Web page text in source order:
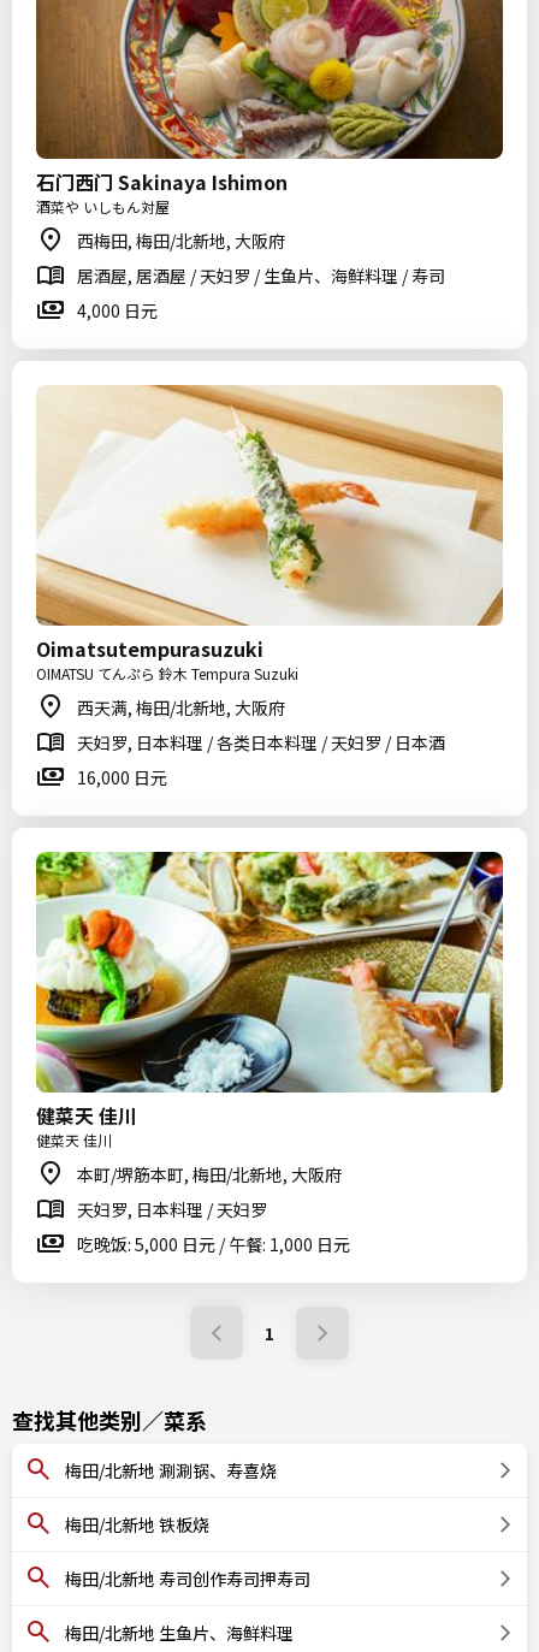
石门西门 Sakinaya Ishimon
酒菜や いしもん対屋
西梅田, 梅田/北新地, 大阪府
居酒屋, 居酒屋 / 天妇罗 / 生鱼片、海鲜料理 / 寿司
4,000 日元
Oimatsutempurasuzuki
OIMATSU てんぷら 鈴木 Tempura Suzuki
西天满, 梅田/北新地, 大阪府
天妇罗, 日本料理 / 各类日本料理 / 天妇罗 / 日本酒
16,000 日元
健菜天 佳川
健菜天 佳川
本町/堺筋本町, 梅田/北新地, 大阪府
天妇罗, 日本料理 / 天妇罗
吃晚饭: 5,000 日元 / 午餐: 1,000 日元
1
查找其他类别／菜系
梅田/北新地 涮涮锅、寿喜烧
梅田/北新地 铁板烧
梅田/北新地 寿司创作寿司押寿司
梅田/北新地 生鱼片、海鲜料理